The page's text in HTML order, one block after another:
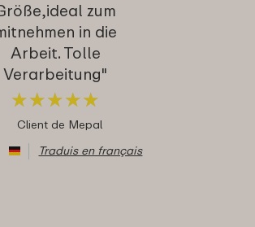
zum
in die
Arbeit. Tolle
Verarbeitung"
★★★★★
★★★★★
Client de Mepal
Traduis en français